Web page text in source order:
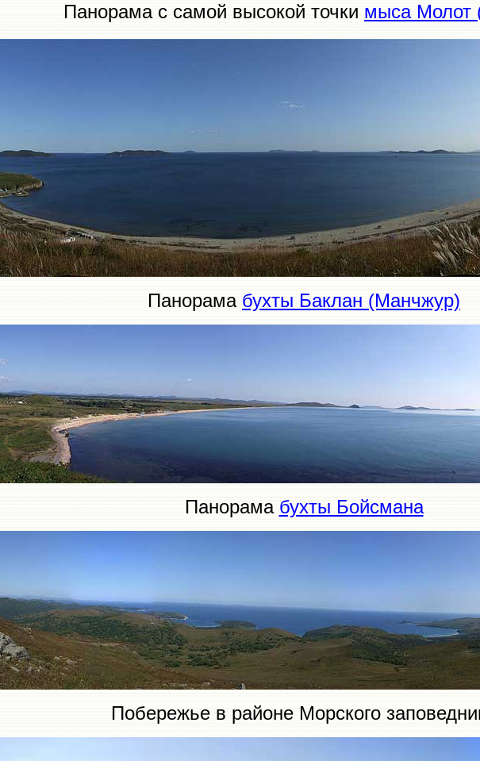
Панорама с самой высокой точки мыса Молот
Панорама бухты Баклан (Манчжур)
Панорама бухты Бойсмана
Побережье в районе Морского